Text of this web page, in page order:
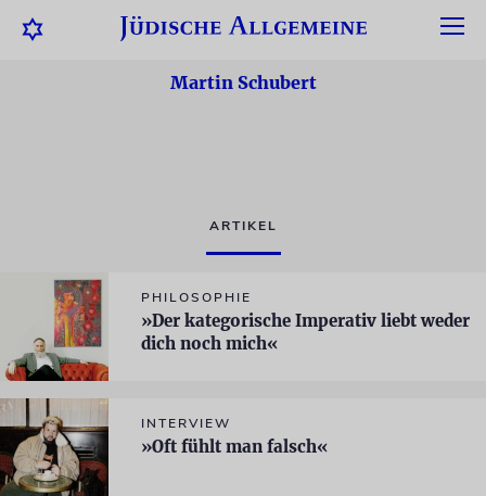
Martin Schubert
ARTIKEL
PHILOSOPHIE
»Der kategorische Imperativ liebt weder
dich noch mich«
INTERVIEW
»Oft fühlt man falsch«